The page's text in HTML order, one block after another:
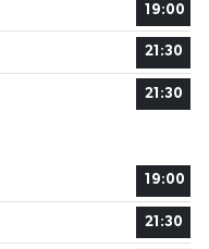
19:00
21:30
21:30
19:00
21:30